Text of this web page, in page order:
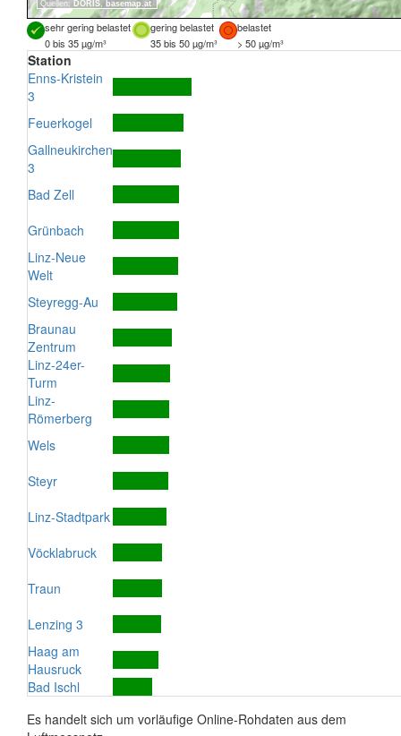
Quellen: DORIS, basemap.at
sehr gering belastet gering belastet
belastet
0 bis 35 µg/m³
35 bis 50 µg/m³ > 50 µg/m³
Station
Enns-Kristein
3
Feuerkogel
Gallneukirchen
3
Bad Zell
Grünbach
Linz-Neue
Welt
Steyregg-Au
Braunau
Zentrum
Linz-24er-
Turm
Linz-
Römerberg
Wels
Steyr
Linz-Stadtpark
Vöcklabruck
Traun
Lenzing 3
Haag am
Hausruck
Bad Ischl
Es handelt sich um vorläufige Online-Rohdaten aus dem